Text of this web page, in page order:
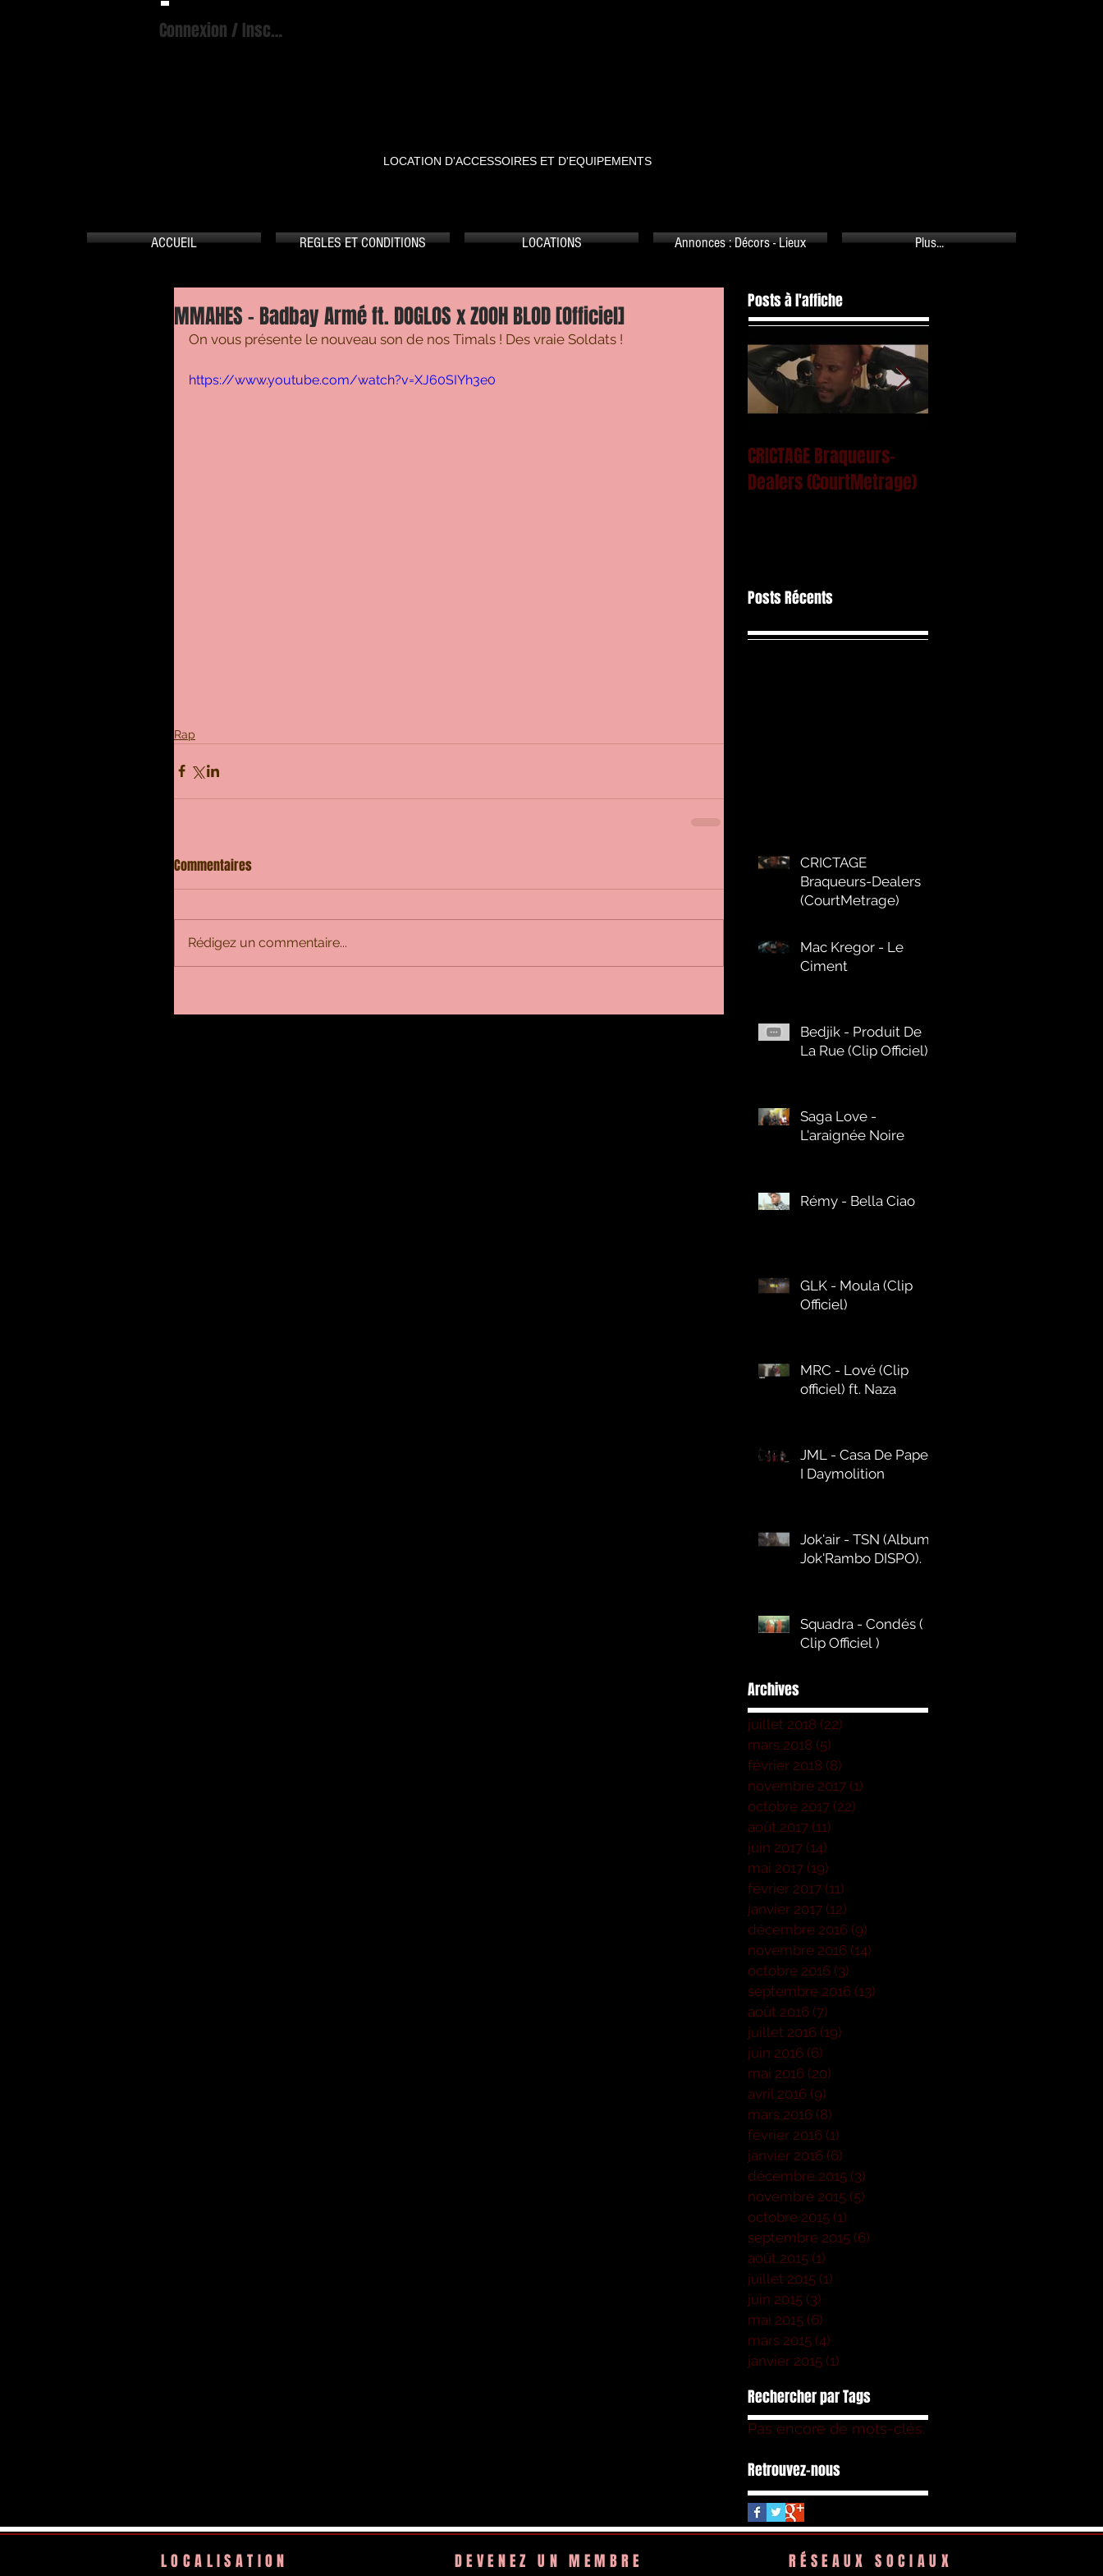
Connexion / Inscription
LOCATION D'ACCESSOIRES ET D'EQUIPEMENTS
ACCUEIL REGLES ET CONDITIONS LOCATIONS Annonces : Décors - Lieux Plus...
MMAHES - Badbay Armé ft. DOGLOS x ZOOH BLOD [Officiel]
On vous présente le nouveau son de nos Timals ! Des vraie Soldats !
https://www.youtube.com/watch?v=XJ60SIYh3e0
Rap
Commentaires
Rédigez un commentaire...
Posts à l'affiche
CRICTAGE Braqueurs-
Dealers (CourtMetrage)
Posts Récents
CRICTAGE
Braqueurs-Dealers
(CourtMetrage)
Mac Kregor - Le
Ciment
Bedjik - Produit De
La Rue (Clip Officiel)
Saga Love -
L'araignée Noire
Rémy - Bella Ciao
GLK - Moula (Clip
Officiel)
MRC - Lové (Clip
officiel) ft. Naza
JML - Casa De Papel
I Daymolition
Jok'air - TSN (Album
Jok'Rambo DISPO).
Squadra - Condés (
Clip Officiel )
Archives
juillet 2018 (22)
mars 2018 (5)
février 2018 (8)
novembre 2017 (1)
octobre 2017 (22)
août 2017 (11)
juin 2017 (14)
mai 2017 (19)
février 2017 (11)
janvier 2017 (12)
décembre 2016 (9)
novembre 2016 (14)
octobre 2016 (3)
septembre 2016 (13)
août 2016 (7)
juillet 2016 (19)
juin 2016 (6)
mai 2016 (20)
avril 2016 (9)
mars 2016 (8)
février 2016 (1)
janvier 2016 (6)
décembre 2015 (3)
novembre 2015 (5)
octobre 2015 (1)
septembre 2015 (6)
août 2015 (1)
juillet 2015 (1)
juin 2015 (3)
mai 2015 (6)
mars 2015 (4)
janvier 2015 (1)
Rechercher par Tags
Pas encore de mots-clés.
Retrouvez-nous
LOCALISATION DEVENEZ UN MEMBRE RÉSEAUX SOCIAUX